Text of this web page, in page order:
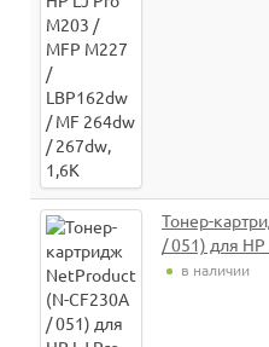
Тонер-
/ 051) для
LBP162dw /
в наличии